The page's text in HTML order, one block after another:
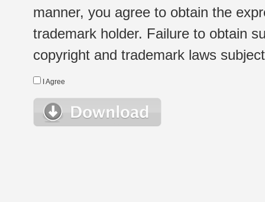
manner, you agree to obtain the
trademark holder. Failure to obtain
copyright and trademark laws
I Agree